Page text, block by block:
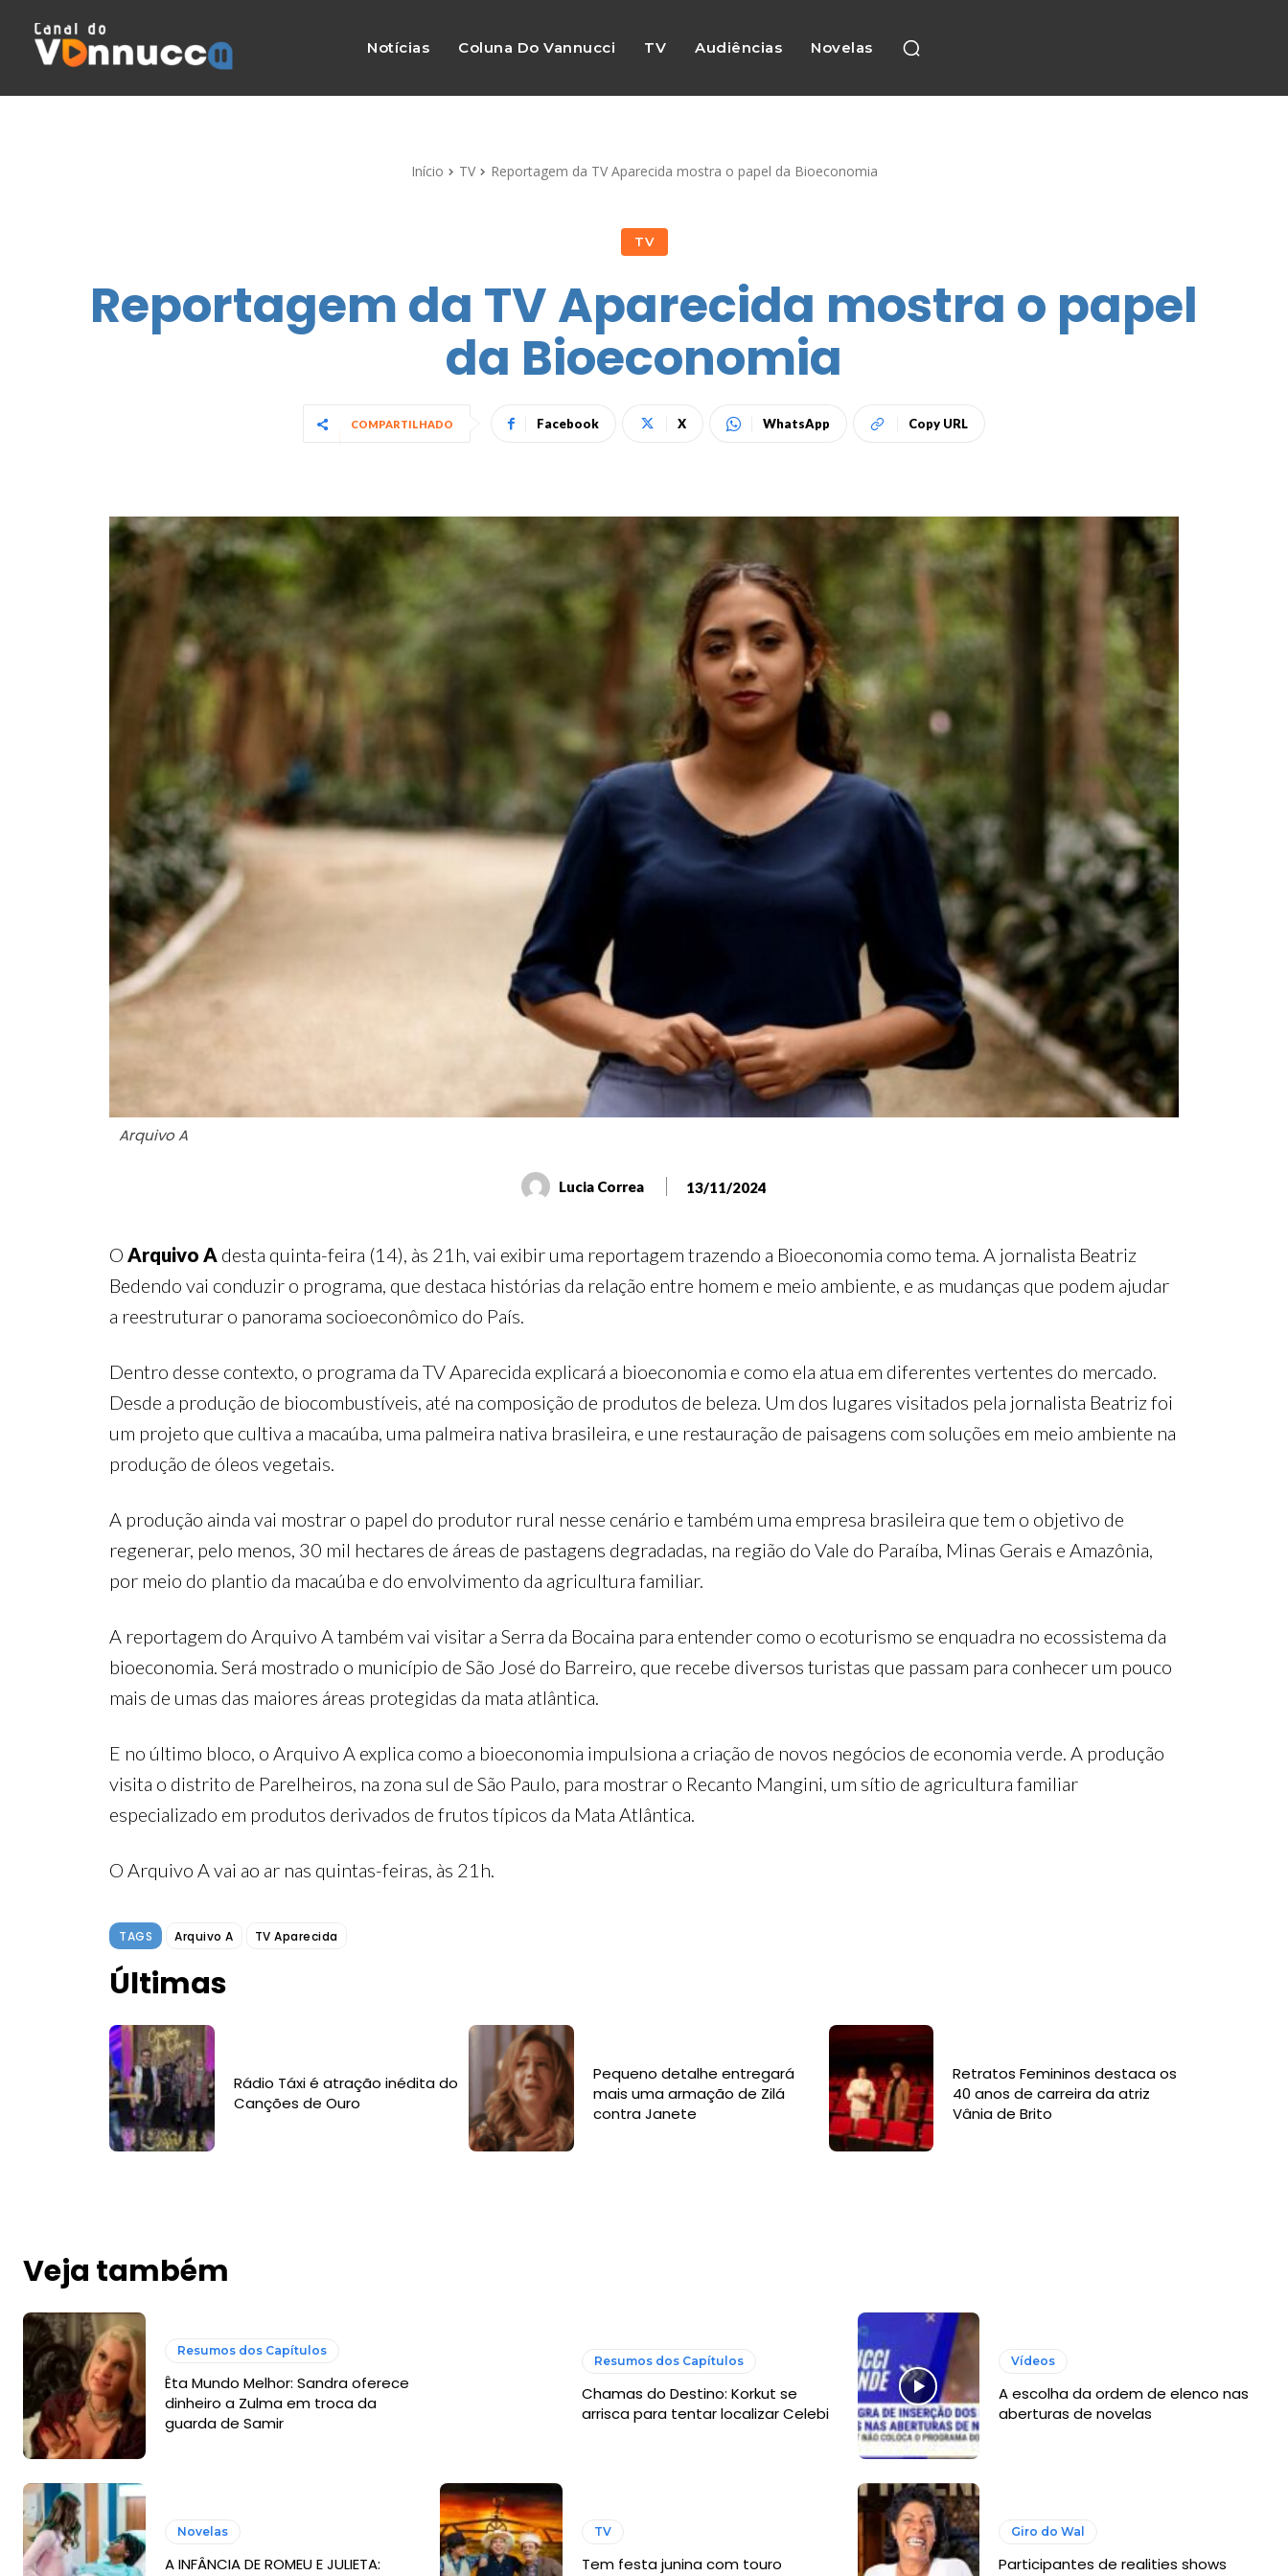
Notícias Coluna Do Vannucci TV Audiências Novelas
Início TV Reportagem da TV Aparecida mostra o papel da Bioeconomia
TV
Reportagem da TV Aparecida mostra o papel
da Bioeconomia
COMPARTILHADO Facebook X WhatsApp Copy URL
Arquivo A
Lucia Correa 13/11/2024
O Arquivo A desta quinta-feira (14), às 21h, vai exibir uma reportagem trazendo a Bioeconomia como tema. A jornalista Beatriz
Bedendo vai conduzir o programa, que destaca histórias da relação entre homem e meio ambiente, e as mudanças que podem ajudar
a reestruturar o panorama socioeconômico do País.
Dentro desse contexto, o programa da TV Aparecida explicará a bioeconomia e como ela atua em diferentes vertentes do mercado.
Desde a produção de biocombustíveis, até na composição de produtos de beleza. Um dos lugares visitados pela jornalista Beatriz foi
um projeto que cultiva a macaúba, uma palmeira nativa brasileira, e une restauração de paisagens com soluções em meio ambiente na
produção de óleos vegetais.
A produção ainda vai mostrar o papel do produtor rural nesse cenário e também uma empresa brasileira que tem o objetivo de
regenerar, pelo menos, 30 mil hectares de áreas de pastagens degradadas, na região do Vale do Paraíba, Minas Gerais e Amazônia,
por meio do plantio da macaúba e do envolvimento da agricultura familiar.
A reportagem do Arquivo A também vai visitar a Serra da Bocaina para entender como o ecoturismo se enquadra no ecossistema da
bioeconomia. Será mostrado o município de São José do Barreiro, que recebe diversos turistas que passam para conhecer um pouco
mais de umas das maiores áreas protegidas da mata atlântica.
E no último bloco, o Arquivo A explica como a bioeconomia impulsiona a criação de novos negócios de economia verde. A produção
visita o distrito de Parelheiros, na zona sul de São Paulo, para mostrar o Recanto Mangini, um sítio de agricultura familiar
especializado em produtos derivados de frutos típicos da Mata Atlântica.
O Arquivo A vai ao ar nas quintas-feiras, às 21h.
TAGS Arquivo A TV Aparecida
Últimas
Rádio Táxi é atração inédita do
Canções de Ouro
Pequeno detalhe entregará
mais uma armação de Zilá
contra Janete
Retratos Femininos destaca os
40 anos de carreira da atriz
Vânia de Brito
Veja também
Resumos dos Capítulos
Êta Mundo Melhor: Sandra oferece
dinheiro a Zulma em troca da
guarda de Samir
Resumos dos Capítulos
Chamas do Destino: Korkut se
arrisca para tentar localizar Celebi
Vídeos
A escolha da ordem de elenco nas
aberturas de novelas
Novelas
A INFÂNCIA DE ROMEU E JULIETA:
TV
Tem festa junina com touro
Giro do Wal
Participantes de realities shows